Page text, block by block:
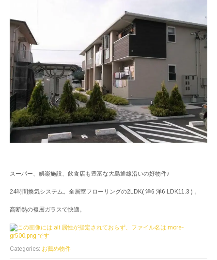
スーパー、娯楽施設、飲食店も豊富な大島通線沿いの好物件♪
24時間換気システム。全居室フローリングの2LDK( 洋6 洋6 LDK11.3 ) 。
高断熱の複層ガラスで快適。
Categories: お薦め物件